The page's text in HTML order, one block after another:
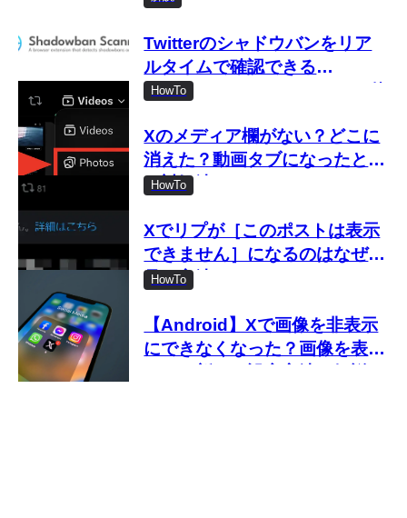
Twitterのシャドウバンをリア
ルタイムで確認できる
「Shadowban Scanner」の使
HowTo
Xのメディア欄がない？どこに
消えた？動画タブになったとき
の対処法
HowTo
Xでリプが［このポストは表示
できません］になるのはなぜ？
見る方法は？
HowTo
【Android】Xで画像を非表示
にできなくなった？画像を表示